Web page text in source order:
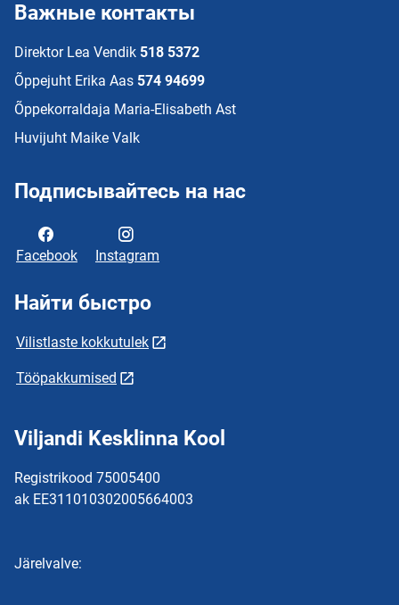
Важные контакты
Direktor Lea Vendik 518 5372
Õppejuht Erika Aas 574 94699
Õppekorraldaja Maria-Elisabeth Ast
Huvijuht Maike Valk
Подписывайтесь на нас
Facebook Instagram
Найти быстро
Vilistlaste kokkutulek
Tööpakkumised
Viljandi Kesklinna Kool
Registrikood 75005400
ak EE311010302005664003
Järelvalve: